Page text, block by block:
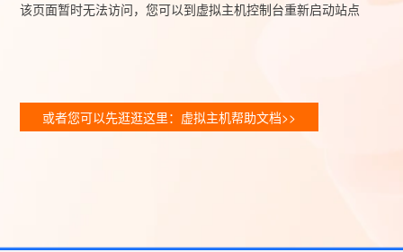
该页面暂时无法访问，您可以到虚拟主机控制台重新启动站点
或者您可以先逛逛这里：虚拟主机帮助文档>>